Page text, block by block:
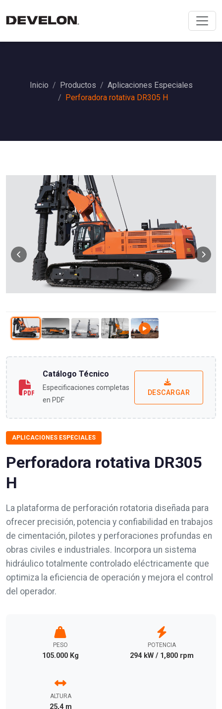
Inicio Productos
Aplicaciones Especiales
Perforadora rotativa DR305 H
Catálogo Técnico
Especificaciones completas
en PDF
DESCARGAR
APLICACIONES ESPECIALES
Perforadora rotativa DR305
H
La plataforma de perforación rotatoria diseñada para
ofrecer precisión, potencia y confiabilidad en trabajos
de cimentación, pilotes y perforaciones profundas en
obras civiles e industriales. Incorpora un sistema
hidráulico totalmente controlado eléctricamente que
optimiza la eficiencia de operación y mejora el control
del operador.
PESO
105.000 Kg
POTENCIA
294 kW / 1,800 rpm
ALTURA
25,4 m